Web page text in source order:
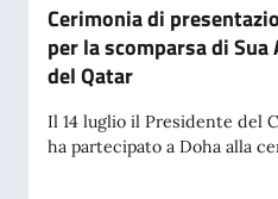
Cerimonia di
per la scomparsa di Sua
del Qatar
Il 14 luglio il Presidente del
ha partecipato a Doha alla